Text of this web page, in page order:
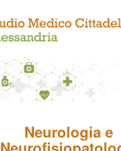
Neurologia e